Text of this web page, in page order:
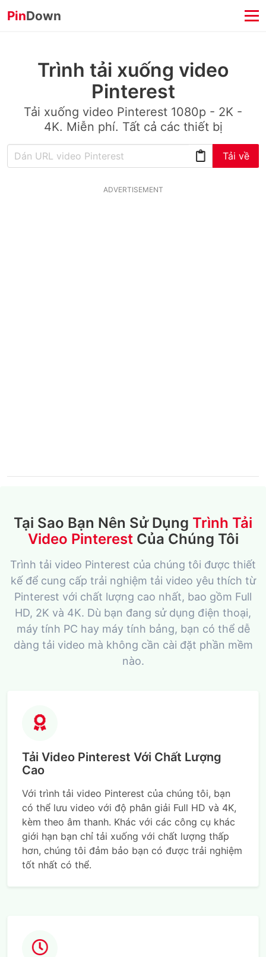
PinDown
Trình tải xuống video
Pinterest
Tải xuống video Pinterest 1080p - 2K -
4K. Miễn phí. Tất cả các thiết bị
Tải về
ADVERTISEMENT
Tại Sao Bạn Nên Sử Dụng Trình Tải
Video PinterestCủa Chúng Tôi
Trình tải video Pinterest của chúng tôi được thiết
kế để cung cấp trải nghiệm tải video yêu thích từ
Pinterest với chất lượng cao nhất, bao gồm Full
HD, 2K và 4K. Dù bạn đang sử dụng điện thoại,
máy tính PC hay máy tính bảng, bạn có thể dễ
dàng tải video mà không cần cài đặt phần mềm
nào.
Tải Video Pinterest Với Chất Lượng
Cao
Với trình tải video Pinterest của chúng tôi, bạn
có thể lưu video với độ phân giải Full HD và 4K,
kèm theo âm thanh. Khác với các công cụ khác
giới hạn bạn chỉ tải xuống với chất lượng thấp
hơn, chúng tôi đảm bảo bạn có được trải nghiệm
tốt nhất có thể.